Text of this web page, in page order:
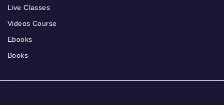
Live Classes
Videos Course
Ebooks
Books